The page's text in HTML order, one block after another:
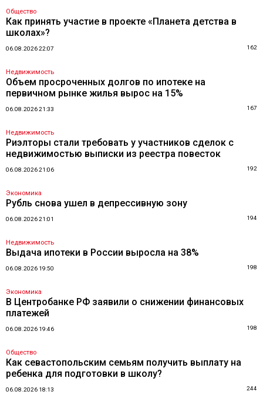
Общество
Как принять участие в проекте «Планета детства в
школах»?
06.08.2026 22:07 162
Недвижимость
Объем просроченных долгов по ипотеке на
первичном рынке жилья вырос на 15%
06.08.2026 21:33 167
Недвижимость
Риэлторы стали требовать у участников сделок с
недвижимостью выписки из реестра повесток
06.08.2026 21:06 192
Экономика
Рубль снова ушел в депрессивную зону
06.08.2026 21:01 194
Недвижимость
Выдача ипотеки в России выросла на 38%
06.08.2026 19:50 198
Экономика
В Центробанке РФ заявили о снижении финансовых
платежей
06.08.2026 19:46 198
Общество
Как севастопольским семьям получить выплату на
ребенка для подготовки в школу?
06.08.2026 18:13 244